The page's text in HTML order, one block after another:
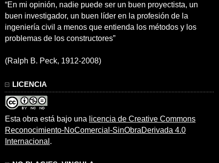
“En mi opinión, nadie puede ser un buen proyectista, un
buen investigador, un buen líder en la profesión de la
ingeniería civil a menos que entienda los métodos y los
problemas de los constructores”
(Ralph B. Peck, 1912-2008)
LICENCIA
Esta obra está bajo una licencia de Creative Commons
Reconocimiento-NoComercial-SinObraDerivada 4.0
Internacional .